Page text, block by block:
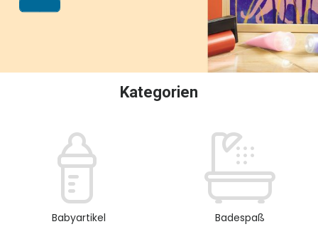
Kategorien
Babyartikel Badespaß